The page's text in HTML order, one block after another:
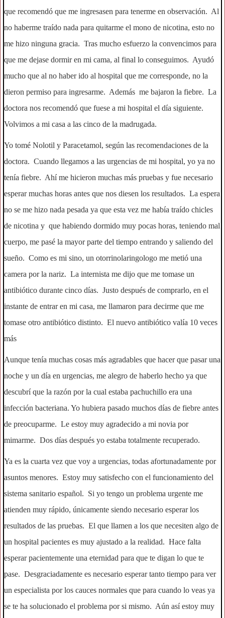
que recomendó que me ingresasen para tenerme en observación. Al
no haberme traído nada para quitarme el mono de nicotina, esto no
me hizo ninguna gracia. Tras mucho esfuerzo la convencimos para
que me dejase dormir en mi cama, al final lo conseguimos. Ayudó
mucho que al no haber ido al hospital que me corresponde, no la
dieron permiso para ingresarme. Además me bajaron la fiebre. La
doctora nos recomendó que fuese a mi hospital el día siguiente.
Volvimos a mi casa a las cinco de la madrugada.
Yo tomé Nolotil y Paracetamol, según las recomendaciones de la
doctora. Cuando llegamos a las urgencias de mi hospital, yo ya no
tenía fiebre. Ahí me hicieron muchas más pruebas y fue necesario
esperar muchas horas antes que nos diesen los resultados. La espera
no se me hizo nada pesada ya que esta vez me había traído chicles
de nicotina y que habiendo dormido muy pocas horas, teniendo mal
cuerpo, me pasé la mayor parte del tiempo entrando y saliendo del
sueño. Como es mi sino, un otorrinolaringologo me metió una
camera por la nariz. La internista me dijo que me tomase un
antibiótico durante cinco días. Justo después de comprarlo, en el
instante de entrar en mi casa, me llamaron para decirme que me
tomase otro antibiótico distinto. El nuevo antibiótico valía 10 veces
más
Aunque tenía muchas cosas más agradables que hacer que pasar una
noche y un día en urgencias, me alegro de haberlo hecho ya que
descubrí que la razón por la cual estaba pachuchillo era una
infección bacteriana. Yo hubiera pasado muchos días de fiebre antes
de preocuparme. Le estoy muy agradecido a mi novia por
mimarme. Dos días después yo estaba totalmente recuperado.
Ya es la cuarta vez que voy a urgencias, todas afortunadamente por
asuntos menores. Estoy muy satisfecho con el funcionamiento del
sistema sanitario español. Si yo tengo un problema urgente me
atienden muy rápido, únicamente siendo necesario esperar los
resultados de las pruebas. El que llamen a los que necesiten algo de
un hospital pacientes es muy ajustado a la realidad. Hace falta
esperar pacientemente una eternidad para que te digan lo que te
pase. Desgraciadamente es necesario esperar tanto tiempo para ver
un especialista por los cauces normales que para cuando lo veas ya
se te ha solucionado el problema por si mismo. Aún así estoy muy